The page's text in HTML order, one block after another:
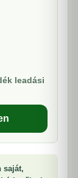
leadási
saját,